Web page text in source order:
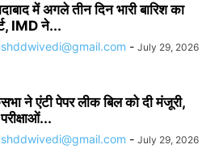
में अगले तीन दिन भारी बारिश का
IMD ने...
- July 29, 2026
ने एंटी पेपर लीक बिल को दी मंजूरी,
परीक्षाओं...
- July 29, 2026